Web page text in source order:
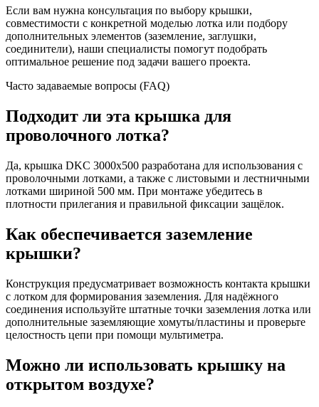
Если вам нужна консультация по выбору крышки,
совместимости с конкретной моделью лотка или подбору
дополнительных элементов (заземление, заглушки,
соединители), наши специалисты помогут подобрать
оптимальное решение под задачи вашего проекта.
Часто задаваемые вопросы (FAQ)
Подходит ли эта крышка для
проволочного лотка?
Да, крышка DKC 3000х500 разработана для использования с
проволочными лотками, а также с листовыми и лестничными
лотками шириной 500 мм. При монтаже убедитесь в
плотности прилегания и правильной фиксации защёлок.
Как обеспечивается заземление
крышки?
Конструкция предусматривает возможность контакта крышки
с лотком для формирования заземления. Для надёжного
соединения используйте штатные точки заземления лотка или
дополнительные заземляющие хомуты/пластины и проверьте
целостность цепи при помощи мультиметра.
Можно ли использовать крышку на
открытом воздухе?